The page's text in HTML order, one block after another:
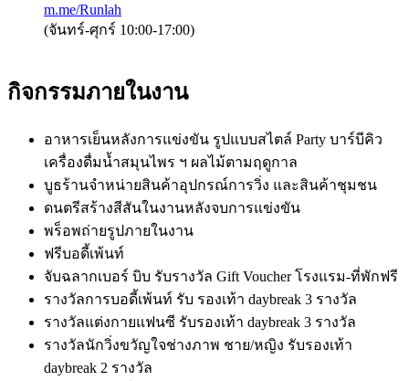
m.me/Runlah
(จันทร์-ศุกร์ 10:00-17:00)
กิจกรรมภายในงาน
อาหารเย็นหลังการแข่งขัน รูปแบบสไตล์ Party บาร์บีคิว
เครื่องดื่มน้ำสมุนไพร ฯ ผลไม้ตามฤดูกาล
บูธร้านจำหน่ายสินค้าอุปกรณ์การวิ่ง และสินค้าชุมชน
ดนตรีสร้างสีสันในงานหลังจบการแข่งขัน
พร็อพถ่ายรูปภายในงาน
ฟรีบอดี้เพ้นท์
จับฉลากเบอร์ บิบ รับรางวัล Gift Voucher โรงแรม-ที่พักฟรี
รางวัลการบอดี้เพ้นท์ รับ รองเท้า daybreak 3 รางวัล
รางวัลแต่งกายแฟนซี รับรองเท้า daybreak 3 รางวัล
รางวัลนักวิ่งขวัญใจช่างภาพ ชาย/หญิง รับรองเท้า
daybreak 2 รางวัล